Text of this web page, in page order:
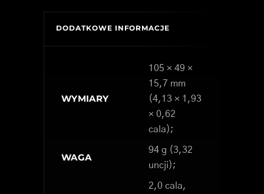
DODATKOWE INFORMACJE
WYMIARY
105 × 49 ×
15,7 mm
(4,13 × 1,93
× 0,62
cala);
WAGA
94 g (3,32
uncji);
2,0 cala,